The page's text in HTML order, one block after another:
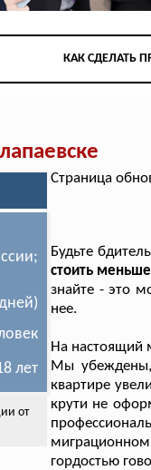
КАК СДЕЛАТЬ
лет
от
Страница
Будьте
стоить
знайте - это
нее.
На настоящий
Мы
квартире
крути не
гордостью